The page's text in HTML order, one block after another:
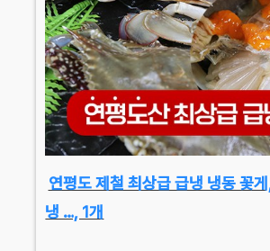
연평도 제철 최상급 급냉 냉동 꽃
냉 …, 1개